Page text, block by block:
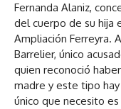
Fernanda Alaniz,
del cuerpo de su hija
Ampliación Ferreyra.
Barrelier, único
quien reconoció
madre y este tipo
único que necesito